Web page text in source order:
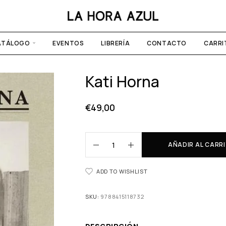
EVENTOS LIBRERÍA CONTACTO
Kati Horna
€49,00
AÑADIR AL
ADD TO WISHLIST
SKU: 9788415118732